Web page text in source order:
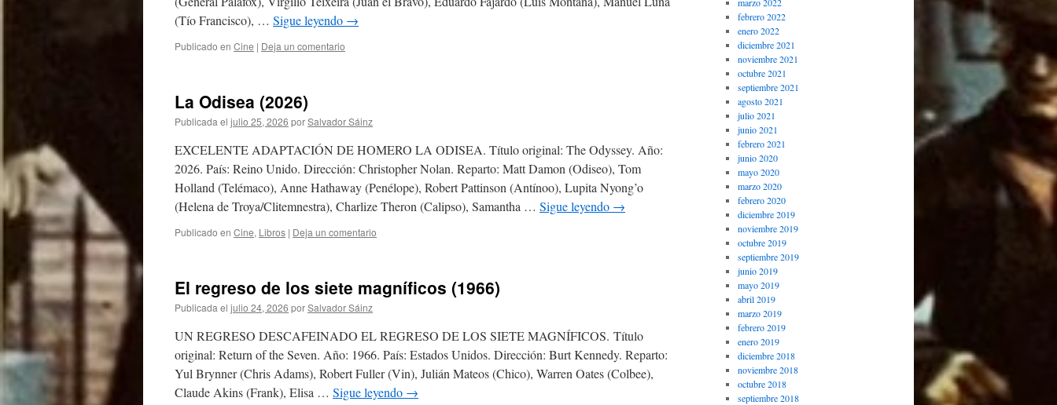
(Tío Francisco), … Sigue leyendo →
Publicado en Cine | Deja un comentario
La Odisea (2026)
Publicada el julio 25, 2026 porSalvador Sáinz
EXCELENTE ADAPTACIÓN DE HOMERO LA ODISEA. Título original: The Odyssey. Año:
2026. País: Reino Unido. Dirección: Christopher Nolan. Reparto: Matt Damon (Odiseo), Tom
Holland (Telémaco), Anne Hathaway (Penélope), Robert Pattinson (Antínoo), Lupita Nyong’o
(Helena de Troya/Clitemnestra), Charlize Theron (Calipso), Samantha … Sigue leyendo →
Publicado en Cine, Libros | Deja un comentario
El regreso de los siete magníficos (1966)
Publicada el julio 24, 2026 porSalvador Sáinz
UN REGRESO DESCAFEINADO EL REGRESO DE LOS SIETE MAGNÍFICOS. Título
original: Return of the Seven. Año: 1966. País: Estados Unidos. Dirección: Burt Kennedy. Reparto:
Yul Brynner (Chris Adams), Robert Fuller (Vin), Julián Mateos (Chico), Warren Oates (Colbee),
Claude Akins (Frank), Elisa … Sigue leyendo →
febrero 2022
enero 2022
diciembre 2021
noviembre 2021
octubre 2021
septiembre 2021
agosto 2021
julio 2021
junio 2021
febrero 2021
junio 2020
mayo 2020
marzo 2020
febrero 2020
diciembre 2019
noviembre 2019
octubre 2019
septiembre 2019
junio 2019
mayo 2019
abril 2019
marzo 2019
febrero 2019
enero 2019
diciembre 2018
noviembre 2018
octubre 2018
septiembre 2018